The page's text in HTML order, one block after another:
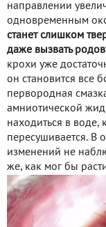
направлении
одновременным
станет слишком
даже вызвать
крохи уже
он становится все
первородная
амниотической
находиться в
пересушивается. В
изменений не
же, как мог бы